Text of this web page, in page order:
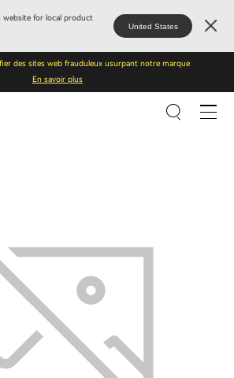
website for local product
United States
des sites web frauduleux usurpant notre marque
En savoir plus